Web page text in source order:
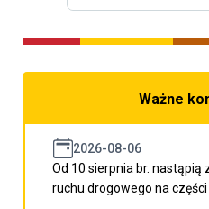
Ważne
2026-08-06
Od 10 sierpnia br. nastąpią
ruchu drogowego na części